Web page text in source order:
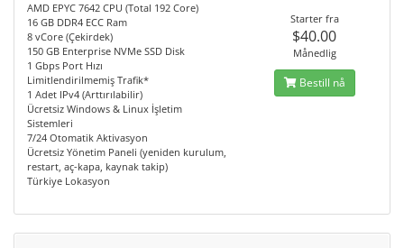
AMD EPYC 7642 CPU (Total 192 Core)
16 GB DDR4 ECC Ram
8 vCore (Çekirdek)
150 GB Enterprise NVMe SSD Disk
1 Gbps Port Hızı
Limitlendirilmemiş Trafik*
1 Adet IPv4 (Arttırılabilir)
Ücretsiz Windows & Linux İşletim
Sistemleri
7/24 Otomatik Aktivasyon
Ücretsiz Yönetim Paneli (yeniden kurulum,
restart, aç-kapa, kaynak takip)
Türkiye Lokasyon
Starter fra
$40.00
Månedlig
Bestill nå